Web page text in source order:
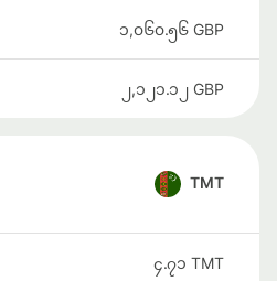
၁,၀၆၀.၅၆ GBP
၂,၁၂၁.၁၂ GBP
TMT
၄.၇၁ TMT